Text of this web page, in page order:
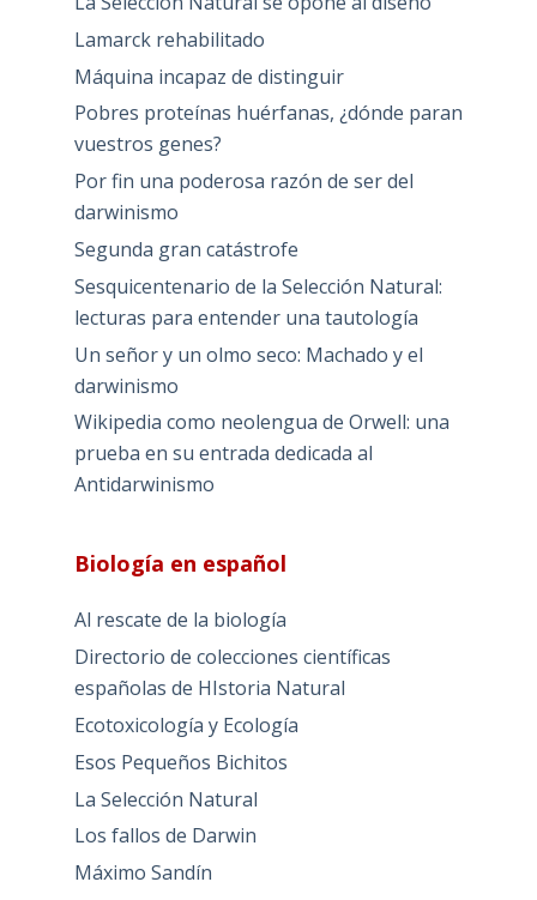
Lamarck rehabilitado
Máquina incapaz de distinguir
Pobres proteínas huérfanas, ¿dónde paran
vuestros genes?
Por fin una poderosa razón de ser del
darwinismo
Segunda gran catástrofe
Sesquicentenario de la Selección Natural:
lecturas para entender una tautología
Un señor y un olmo seco: Machado y el
darwinismo
Wikipedia como neolengua de Orwell: una
prueba en su entrada dedicada al
Antidarwinismo
Biología en español
Al rescate de la biología
Directorio de colecciones científicas
españolas de HIstoria Natural
Ecotoxicología y Ecología
Esos Pequeños Bichitos
La Selección Natural
Los fallos de Darwin
Máximo Sandín